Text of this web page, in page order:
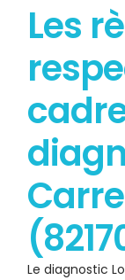
Les
Le diagnostic